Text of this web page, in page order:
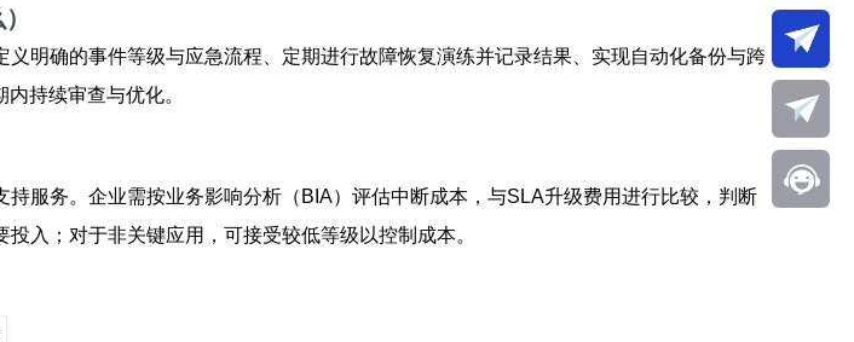
明确的事件等级与应急流程、定期进行故障恢复演练并记录结果、实现自动化备份与跨
持续审查与优化。
服务。企业需按业务影响分析（BIA）评估中断成本，与SLA升级费用进行比较，判断
入；对于非关键应用，可接受较低等级以控制成本。